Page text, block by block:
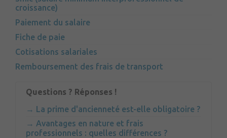
croissance)
Paiement du salaire
Fiche de paie
Cotisations salariales
Remboursement des frais de transport
Questions ? Réponses !
La prime d'ancienneté est-elle obligatoire ?
Avantages en nature et frais
professionnels : quelles différences ?